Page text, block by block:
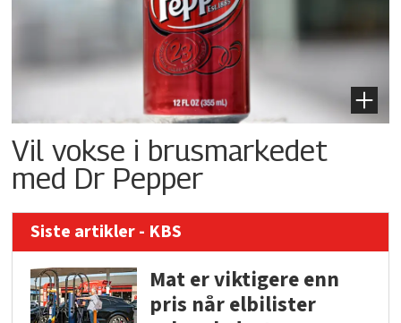
Vil vokse i brusmarkedet
med Dr Pepper
Siste artikler - KBS
Mat er viktigere enn
pris når elbilister